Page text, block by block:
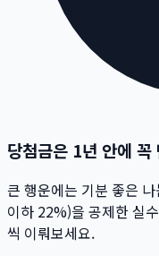
당첨금은 1년 안에 꼭
큰 행운에는 기분 좋은
이하 22%)을 공제한 실
씩 이뤄보세요.